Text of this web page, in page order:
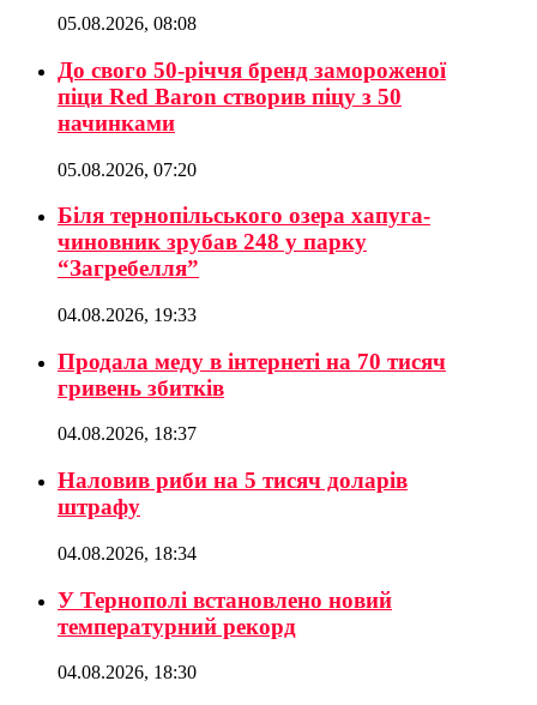
05.08.2026, 08:08
До свого 50-річчя бренд замороженої
піци Red Baron створив піцу з 50
начинками
05.08.2026, 07:20
Біля тернопільського озера хапуга-
чиновник зрубав 248 у парку
“Загребелля”
04.08.2026, 19:33
Продала меду в інтернеті на 70 тисяч
гривень збитків
04.08.2026, 18:37
Наловив риби на 5 тисяч доларів
штрафу
04.08.2026, 18:34
У Тернополі встановлено новий
температурний рекорд
04.08.2026, 18:30